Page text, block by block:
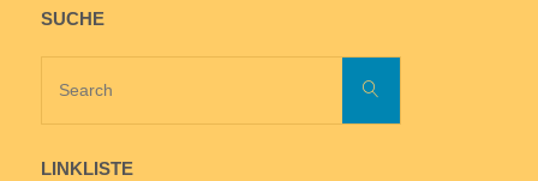
SUCHE
Search
LINKLISTE